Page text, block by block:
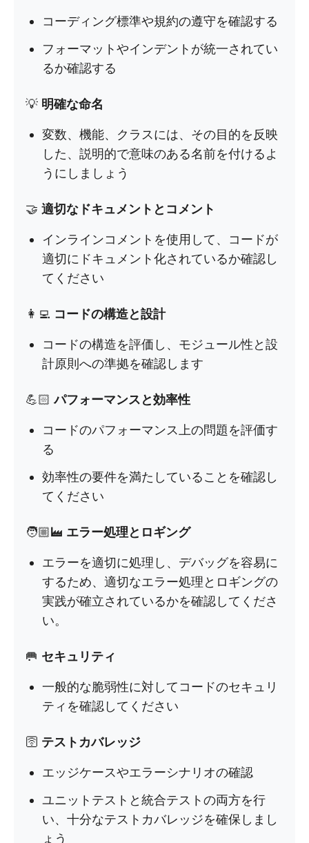
コーディング標準や規約の遵守を確認する
フォーマットやインデントが統一されてい
るか確認する
💡 明確な命名
変数、機能、クラスには、その目的を反映
した、説明的で意味のある名前を付けるよ
うにしましょう
🤝 適切なドキュメントとコメント
インラインコメントを使用して、コードが
適切にドキュメント化されているか確認し
てください
👩‍💻 コードの構造と設計
コードの構造を評価し、モジュール性と設
計原則への準拠を確認します
💪🏻パフォーマンスと効率性
コードのパフォーマンス上の問題を評価す
る
効率性の要件を満たしていることを確認し
てください
🧑🏼‍🏭 エラー処理とロギング
エラーを適切に処理し、デバッグを容易に
するため、適切なエラー処理とロギングの
実践が確立されているかを確認してくださ
い。
🥅 セキュリティ
一般的な脆弱性に対してコードのセキュリ
ティを確認してください
🛜 テストカバレッジ
エッジケースやエラーシナリオの確認
ユニットテストと統合テストの両方を行
い、十分なテストカバレッジを確保しまし
ょう